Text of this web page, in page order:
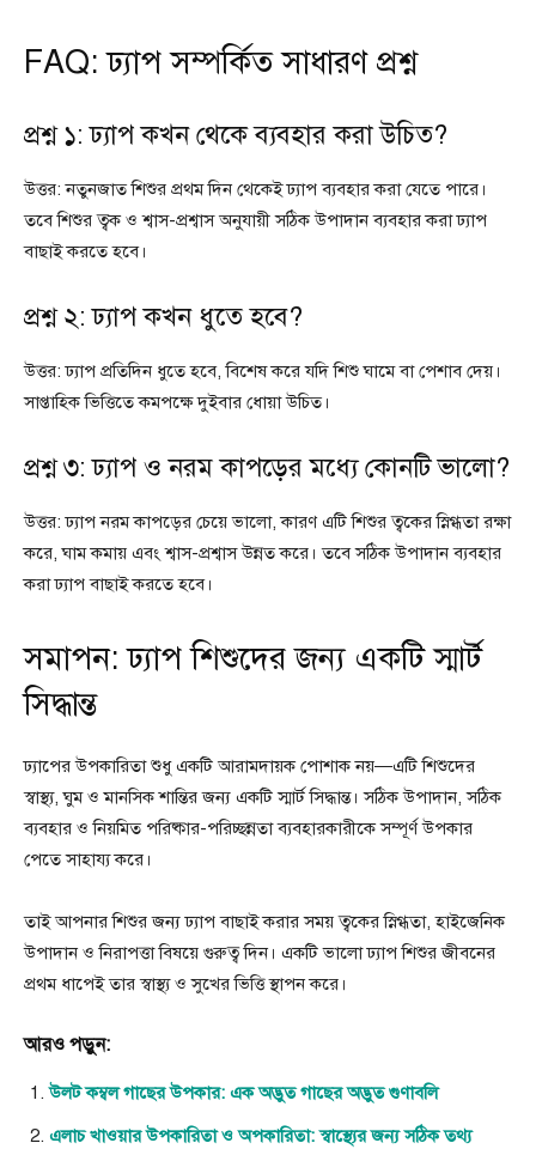
FAQ: ঢ্যাপ সম্পর্কিত সাধারণ প্রশ্ন
প্রশ্ন ১: ঢ্যাপ কখন থেকে ব্যবহার করা উচিত?
উত্তর: নতুনজাত শিশুর প্রথম দিন থেকেই ঢ্যাপ ব্যবহার করা যেতে পারে।
তবে শিশুর ত্বক ও শ্বাস-প্রশ্বাস অনুযায়ী সঠিক উপাদান ব্যবহার করা ঢ্যাপ
বাছাই করতে হবে।
প্রশ্ন ২: ঢ্যাপ কখন ধুতে হবে?
উত্তর: ঢ্যাপ প্রতিদিন ধুতে হবে, বিশেষ করে যদি শিশু ঘামে বা পেশাব দেয়।
সাপ্তাহিক ভিত্তিতে কমপক্ষে দুইবার ধোয়া উচিত।
প্রশ্ন ৩: ঢ্যাপ ও নরম কাপড়ের মধ্যে কোনটি ভালো?
উত্তর: ঢ্যাপ নরম কাপড়ের চেয়ে ভালো, কারণ এটি শিশুর ত্বকের স্নিগ্ধতা রক্ষা
করে, ঘাম কমায় এবং শ্বাস-প্রশ্বাস উন্নত করে। তবে সঠিক উপাদান ব্যবহার
করা ঢ্যাপ বাছাই করতে হবে।
সমাপন: ঢ্যাপ শিশুদের জন্য একটি স্মার্ট
সিদ্ধান্ত
ঢ্যাপের উপকারিতা শুধু একটি আরামদায়ক পোশাক নয়—এটি শিশুদের
স্বাস্থ্য, ঘুম ও মানসিক শান্তির জন্য একটি স্মার্ট সিদ্ধান্ত। সঠিক উপাদান, সঠিক
ব্যবহার ও নিয়মিত পরিষ্কার-পরিচ্ছন্নতা ব্যবহারকারীকে সম্পূর্ণ উপকার
পেতে সাহায্য করে।
তাই আপনার শিশুর জন্য ঢ্যাপ বাছাই করার সময় ত্বকের স্নিগ্ধতা, হাইজেনিক
উপাদান ও নিরাপত্তা বিষয়ে গুরুত্ব দিন। একটি ভালো ঢ্যাপ শিশুর জীবনের
প্রথম ধাপেই তার স্বাস্থ্য ও সুখের ভিত্তি স্থাপন করে।
আরও পড়ুন:
উলট কম্বল গাছের উপকার: এক অদ্ভুত গাছের অদ্ভুত গুণাবলি
এলাচ খাওয়ার উপকারিতা ও অপকারিতা: স্বাস্থ্যের জন্য সঠিক তথ্য